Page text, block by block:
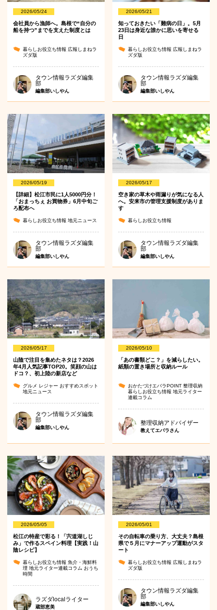
2026/05/24
会社員から漁師へ。島根で“自分の
船を持つ”までを支えた制度とは
暮らしお役立ち情報 広報しまねラ
ズダ版
タウン情報ラズダ編集
部
編集部いしやん
2026/05/21
知っておきたい「難病の日」。5月
23日は身近な誰かに思いを寄せる
日
暮らしお役立ち情報 広報しまねラ
ズダ版
タウン情報ラズダ編集
部
編集部いしやん
2026/05/19
【詳細】松江市民に1人5000円分！
「おまっちぇ お買物券」6月中旬ご
ろ配布へ
暮らしお役立ち情報 地元ニュース
タウン情報ラズダ編集
部
編集部いしやん
2026/05/17
空き家の草木や雨漏りが気になる人
へ。安来市の管理支援制度がありま
す
暮らしお役立ち情報
タウン情報ラズダ編集
部
編集部いしやん
2026/05/17
山陰で注目を集めたネタは？2026
年4月人気記事TOP20。笑顔の山は
ドコ？、初上陸の新店など
グルメ レジャー おすすめスポット
地元ニュース
タウン情報ラズダ編集
部
編集部いしやん
2026/05/10
「あの書類どこ？」を減らしたい。
紙類の置き場所と収納ルール
おかたづけエバラPOINT整理収納
暮らしお役立ち情報地元ライター
連載コラム
整理収納アドバイザー
教えてエバラさん
2026/05/05
松江の特産で彩る！「宍道湖しじ
み」で作るスペイン料理【実践！山
陰レシピ】
暮らしお役立ち情報 魚介・海鮮料
理 地元ライター連載コラム おうち
時間
ラズダlocalライター
蔵部恵美
2026/05/01
その自転車の乗り方、大丈夫？島根
県で５月にマナーアップ運動がスタ
ート
暮らしお役立ち情報 広報しまねラ
ズダ版
タウン情報ラズダ編集
部
編集部いしやん